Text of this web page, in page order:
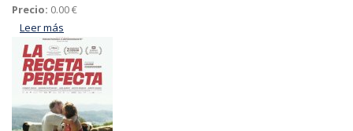
Precio: 0.00 €
Leer más